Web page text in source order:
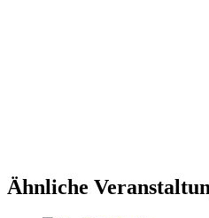
Ähnliche